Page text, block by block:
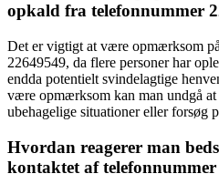
opkald fra telefonnummer
Det er vigtigt at være opmærksom
22649549, da flere personer har
endda potentielt svindelagtige
være opmærksom kan man undgå
ubehagelige situationer eller forsøg
Hvordan reagerer man
kontaktet af telefonnummer